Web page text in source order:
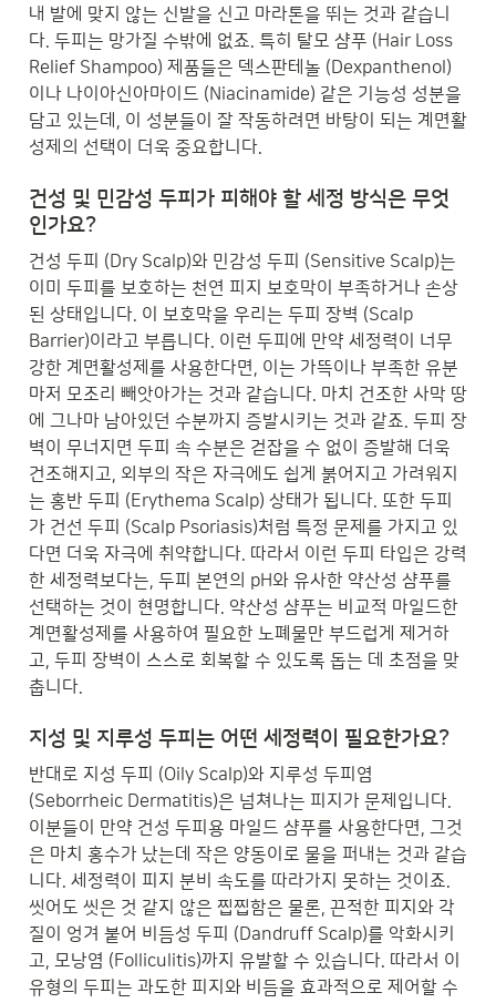
내 발에 맞지 않는 신발을 신고 마라톤을 뛰는 것과 같습니
다. 두피는 망가질 수밖에 없죠. 특히 탈모 샴푸 (Hair Loss
Relief Shampoo) 제품들은 덱스판테놀 (Dexpanthenol)
이나 나이아신아마이드 (Niacinamide) 같은 기능성 성분을
담고 있는데, 이 성분들이 잘 작동하려면 바탕이 되는 계면활
성제의 선택이 더욱 중요합니다.
건성 및 민감성 두피가 피해야 할 세정 방식은 무엇
인가요?
건성 두피 (Dry Scalp)와 민감성 두피 (Sensitive Scalp)는
이미 두피를 보호하는 천연 피지 보호막이 부족하거나 손상
된 상태입니다. 이 보호막을 우리는 두피 장벽 (Scalp
Barrier)이라고 부릅니다. 이런 두피에 만약 세정력이 너무
강한 계면활성제를 사용한다면, 이는 가뜩이나 부족한 유분
마저 모조리 빼앗아가는 것과 같습니다. 마치 건조한 사막 땅
에 그나마 남아있던 수분까지 증발시키는 것과 같죠. 두피 장
벽이 무너지면 두피 속 수분은 걷잡을 수 없이 증발해 더욱
건조해지고, 외부의 작은 자극에도 쉽게 붉어지고 가려워지
는 홍반 두피 (Erythema Scalp) 상태가 됩니다. 또한 두피
가 건선 두피 (Scalp Psoriasis)처럼 특정 문제를 가지고 있
다면 더욱 자극에 취약합니다. 따라서 이런 두피 타입은 강력
한 세정력보다는, 두피 본연의 pH와 유사한 약산성 샴푸를
선택하는 것이 현명합니다. 약산성 샴푸는 비교적 마일드한
계면활성제를 사용하여 필요한 노폐물만 부드럽게 제거하
고, 두피 장벽이 스스로 회복할 수 있도록 돕는 데 초점을 맞
춥니다.
지성 및 지루성 두피는 어떤 세정력이 필요한가요?
반대로 지성 두피 (Oily Scalp)와 지루성 두피염
(Seborrheic Dermatitis)은 넘쳐나는 피지가 문제입니다.
이분들이 만약 건성 두피용 마일드 샴푸를 사용한다면, 그것
은 마치 홍수가 났는데 작은 양동이로 물을 퍼내는 것과 같습
니다. 세정력이 피지 분비 속도를 따라가지 못하는 것이죠.
씻어도 씻은 것 같지 않은 찝찝함은 물론, 끈적한 피지와 각
질이 엉겨 붙어 비듬성 두피 (Dandruff Scalp)를 악화시키
고, 모낭염 (Folliculitis)까지 유발할 수 있습니다. 따라서 이
유형의 두피는 과도한 피지와 비듬을 효과적으로 제어할 수